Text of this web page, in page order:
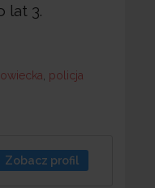
lat 3.
, policja
Zobacz profil